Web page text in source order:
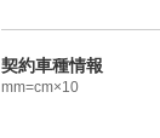
契約車種情報
mm=cm×10